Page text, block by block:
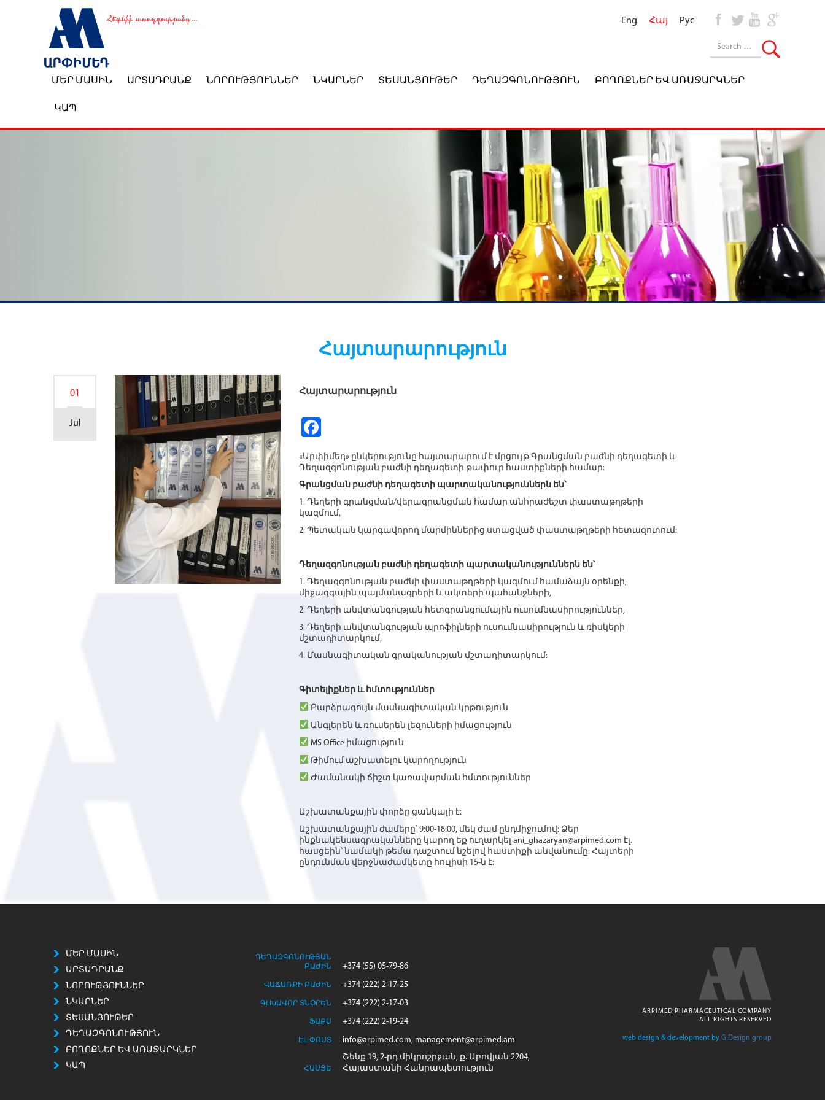
Eng Հայ Рус
ՄԵՐ ՄԱՍԻՆ ԱՐՏԱԴՐԱՆՔ ՆՈՐՈՒԹՅՈՒՆՆԵՐ ՆԿԱՐՆԵՐ ՏԵՍԱՆՅՈՒԹԵՐ ԴԵՂԱԶԳՈՆՈՒԹՅՈՒՆ ԲՈՂՈՔՆԵՐ ԵՎ ԱՌԱՋԱՐԿՆԵՐ
ԿԱՊ
Հայտարարություն
01
Jul
Հայտարարություն
b
o
o
k
«Արփիմեդ» ընկերությունը հայտարարում է մրցույթ Գրանցման բաժնի դեղագետի և
Դեղազգոնության բաժնի դեղագետի թափուր հաստիքների համար:
Գրանցման բաժնի դեղագետի պարտականություններն են՝
1. Դեղերի գրանցման/վերագրանցման համար անհրաժեշտ փաստաթղթերի
կազմում,
2. Պետական կարգավորող մարմիններից ստացված փաստաթղթերի հետազոտում:
Դեղազգոնության բաժնի դեղագետի պարտականություններն են՝
1. Դեղազգոնության բաժնի փաստաթղթերի կազմում համաձայն օրենքի,
միջազգային պայմանագրերի և ակտերի պահանջների,
2. Դեղերի անվտանգության հետգրանցումային ուսումնասիրություններ,
3. Դեղերի անվտանգության պրոֆիլների ուսումնասիրություն և ռիսկերի
մշտադիտարկում,
4. Մասնագիտական գրականության մշտադիտարկում:
Գիտելիքներ և հմտություններ
Բարձրագույն մասնագիտական կրթություն
Անգլերեն և ռուսերեն լեզուների իմացություն
MS Office իմացություն
Թիմում աշխատելու կարողություն
Ժամանակի ճիշտ կառավարման հմտություններ
Աշխատանքային փորձը ցանկալի է:
Աշխատանքային ժամերը՝ 9:00-18:00, մեկ ժամ ընդմիջումով: Ձեր
ինքնակենսագրականները կարող եք ուղարկել ani_ghazaryan@arpimed.com էլ.
հասցեին՝ նամակի թեմա դաշտում նշելով հաստիքի անվանումը: Հայտերի
ընդունման վերջնաժամկետը հուլիսի 15-ն է:
ՄԵՐ ՄԱՍԻՆ
ԱՐՏԱԴՐԱՆՔ
ՆՈՐՈՒԹՅՈՒՆՆԵՐ
ՆԿԱՐՆԵՐ
ՏԵՍԱՆՅՈՒԹԵՐ
ԴԵՂԱԶԳՈՆՈՒԹՅՈՒՆ
ԲՈՂՈՔՆԵՐ ԵՎ ԱՌԱՋԱՐԿՆԵՐ
ԿԱՊ
ԴԵՂԱԶԳՈՆՈՒԹՅԱՆ
ԲԱԺԻՆ
+374 (55) 05-79-86
ՎԱՃԱՌՔԻ ԲԱԺԻՆ +374 (222) 2-17-25
ԳԼԽԱՎՈՐ ՏՆՕՐԵՆ +374 (222) 2-17-03
ՖԱՔՍ +374 (222) 2-19-24
ԷԼ-ՓՈՍՏ info@arpimed.com, management@arpimed.am
ՀԱՍՑԵ
Շենք 19, 2-րդ միկրոշրջան, ք. Աբովյան 2204,
Հայաստանի Հանրապետություն
ARPIMED PHARMACEUTICAL COMPANY
ALL RIGHTS RESERVED
web design & development by G Design group